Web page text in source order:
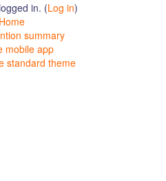
in. (Log in)
Home
summary
mobile app
standard theme